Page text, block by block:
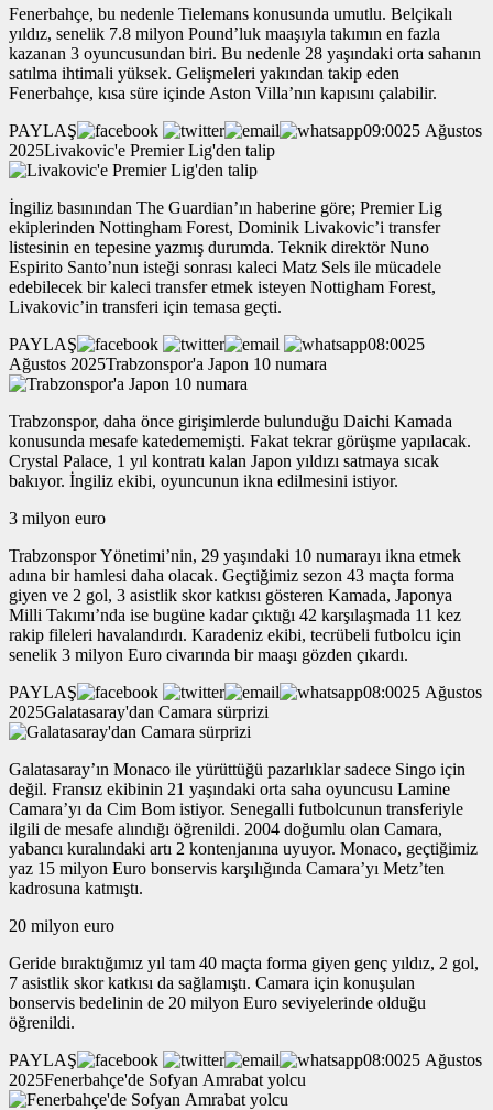
Fenerbahçe, bu nedenle Tielemans konusunda umutlu. Belçikalı
yıldız, senelik 7.8 milyon Pound’luk maaşıyla takımın en fazla
kazanan 3 oyuncusundan biri. Bu nedenle 28 yaşındaki orta sahanın
satılma ihtimali yüksek. Gelişmeleri yakından takip eden
Fenerbahçe, kısa süre içinde Aston Villa’nın kapısını çalabilir.
PAYLAŞ
09:0025 Ağustos
2025Livakovic'e Premier Lig'den talip
İngiliz basınından The Guardian’ın haberine göre; Premier Lig
ekiplerinden Nottingham Forest, Dominik Livakovic’i transfer
listesinin en tepesine yazmış durumda. Teknik direktör Nuno
Espirito Santo’nun isteği sonrası kaleci Matz Sels ile mücadele
edebilecek bir kaleci transfer etmek isteyen Nottigham Forest,
Livakovic’in transferi için temasa geçti.
PAYLAŞ
08:0025
Ağustos 2025Trabzonspor'a Japon 10 numara
Trabzonspor, daha önce girişimlerde bulunduğu Daichi Kamada
konusunda mesafe katedememişti. Fakat tekrar görüşme yapılacak.
Crystal Palace, 1 yıl kontratı kalan Japon yıldızı satmaya sıcak
bakıyor. İngiliz ekibi, oyuncunun ikna edilmesini istiyor.
3 milyon euro
Trabzonspor Yönetimi’nin, 29 yaşındaki 10 numarayı ikna etmek
adına bir hamlesi daha olacak. Geçtiğimiz sezon 43 maçta forma
giyen ve 2 gol, 3 asistlik skor katkısı gösteren Kamada, Japonya
Milli Takımı’nda ise bugüne kadar çıktığı 42 karşılaşmada 11 kez
rakip fileleri havalandırdı. Karadeniz ekibi, tecrübeli futbolcu için
senelik 3 milyon Euro civarında bir maaşı gözden çıkardı.
PAYLAŞ
08:0025 Ağustos
2025Galatasaray'dan Camara sürprizi
Galatasaray’ın Monaco ile yürüttüğü pazarlıklar sadece Singo için
değil. Fransız ekibinin 21 yaşındaki orta saha oyuncusu Lamine
Camara’yı da Cim Bom istiyor. Senegalli futbolcunun transferiyle
ilgili de mesafe alındığı öğrenildi. 2004 doğumlu olan Camara,
yabancı kuralındaki artı 2 kontenjanına uyuyor. Monaco, geçtiğimiz
yaz 15 milyon Euro bonservis karşılığında Camara’yı Metz’ten
kadrosuna katmıştı.
20 milyon euro
Geride bıraktığımız yıl tam 40 maçta forma giyen genç yıldız, 2 gol,
7 asistlik skor katkısı da sağlamıştı. Camara için konuşulan
bonservis bedelinin de 20 milyon Euro seviyelerinde olduğu
öğrenildi.
PAYLAŞ
08:0025 Ağustos
2025Fenerbahçe'de Sofyan Amrabat yolcu